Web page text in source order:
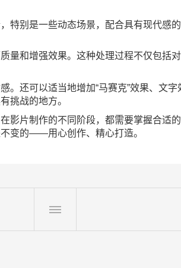
别是一些动态场景，配合具有现代感
量和增强效果。这种处理过程不仅包括
还可以适当地增加“马赛克”效果、文
挑战的地方。
影片制作的不同阶段，都需要掌握合适
变的——用心创作、精心打造。